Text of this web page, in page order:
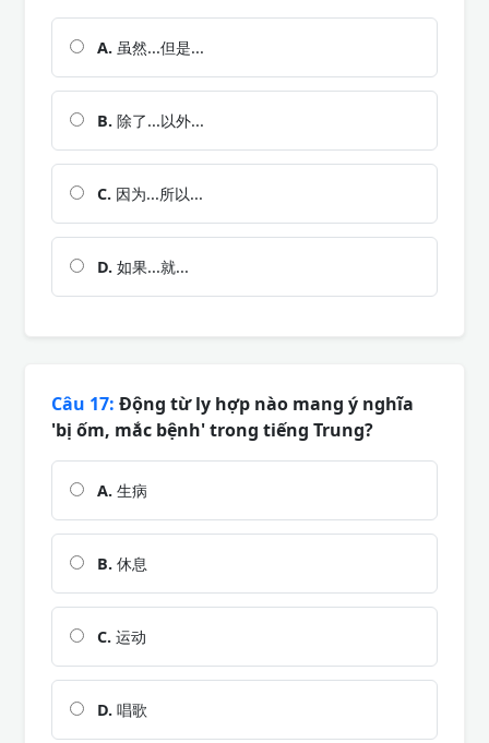
A. 虽然...但是...
B. 除了...以外...
C. 因为...所以...
D. 如果...就...
Câu 17: Động từ ly hợp nào mang ý nghĩa
'bị ốm, mắc bệnh' trong tiếng Trung?
A. 生病
B. 休息
C. 运动
D. 唱歌